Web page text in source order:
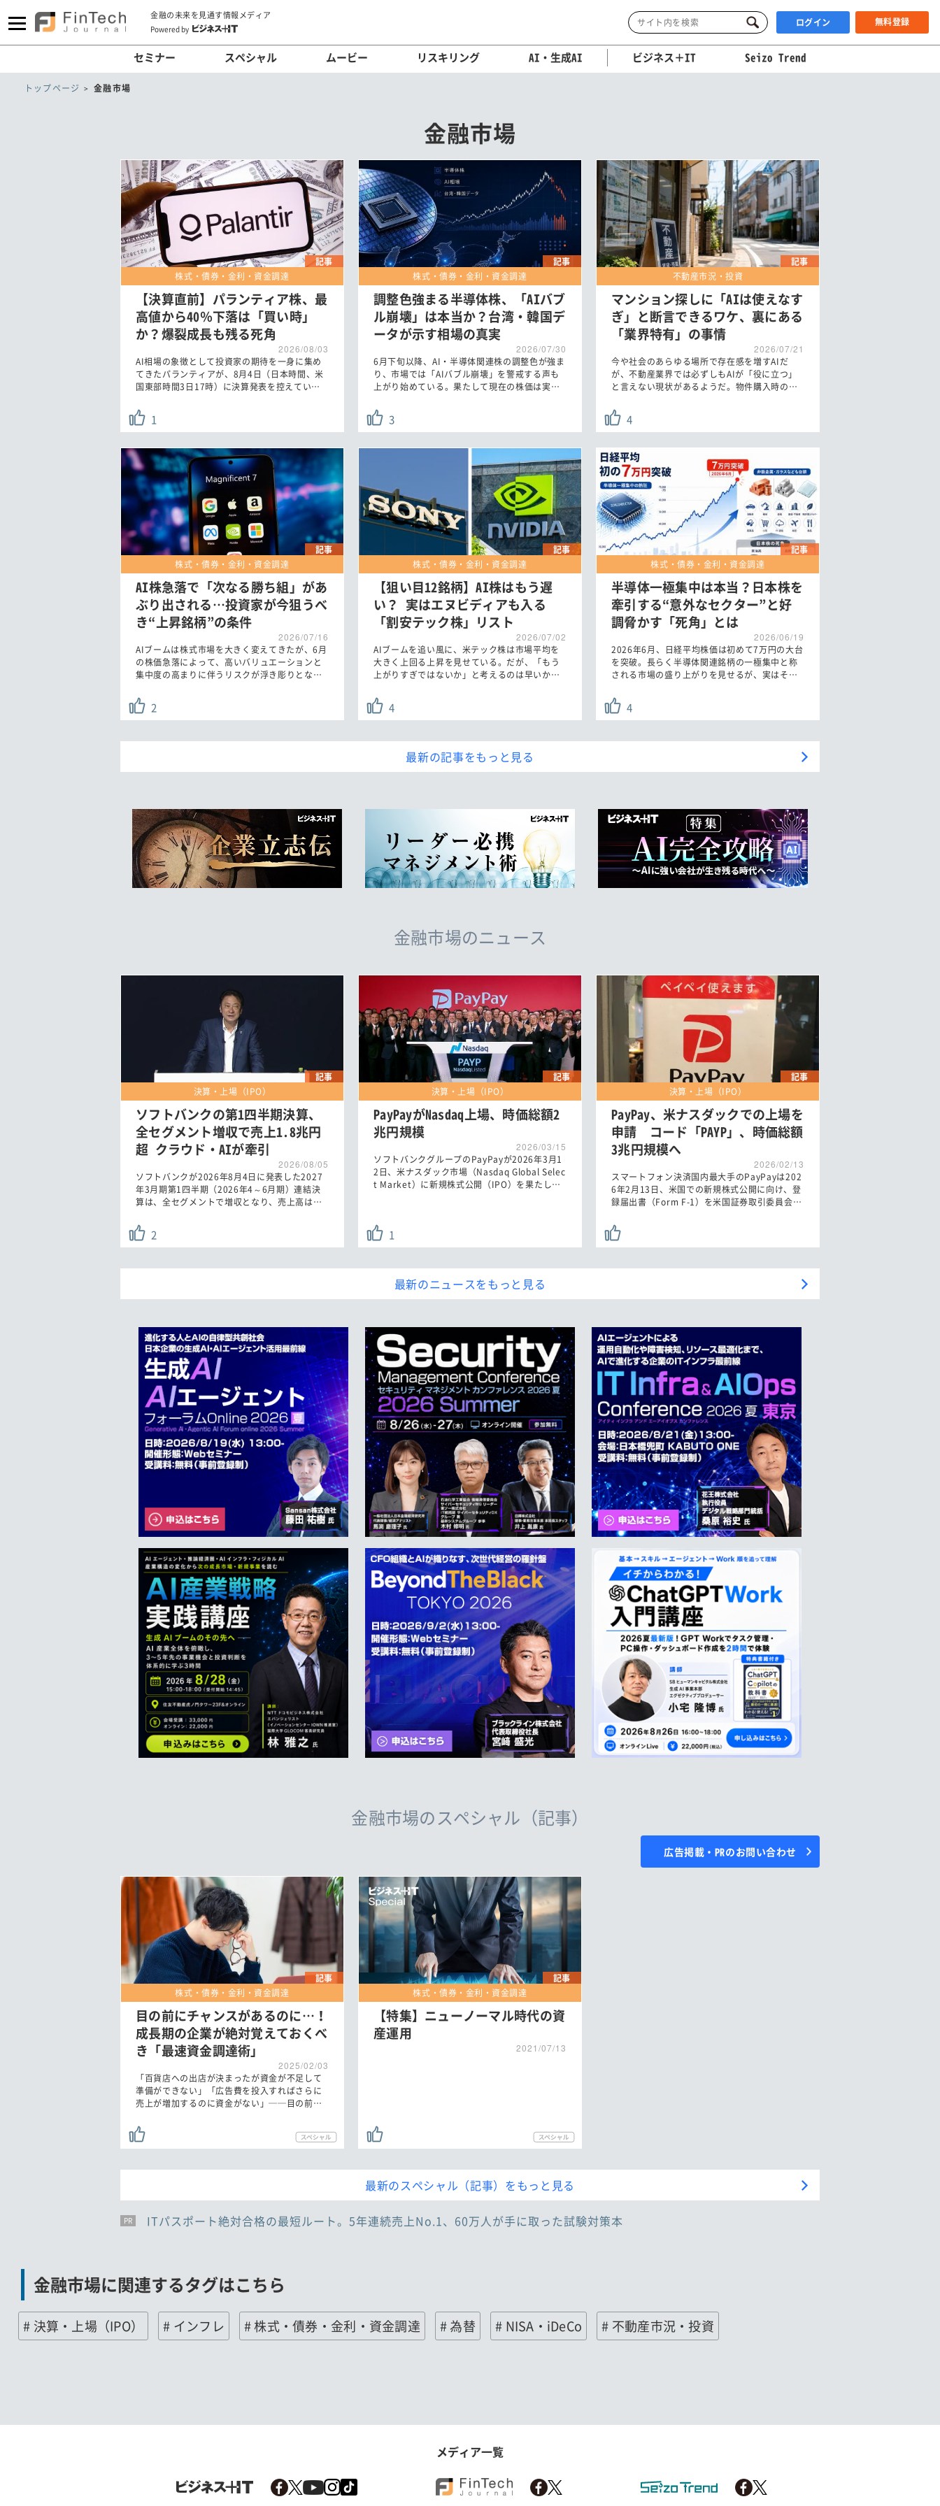
金融の未来を見通す情報メディア
Powered by ログイン 無料登録
セミナー スペシャル ムービー リスキリング AI・生成AI ビジネス＋IT Seizo Trend
トップページ 金融市場
金融市場
記事
株式・債券・金利・資金調達
【決算直前】パランティア株、最
高値から40％下落は「買い時」
か？爆裂成長も残る死角
2026/08/03
1
AI相場の象徴として投資家の期待を一身に集め
てきたパランティアが、8月4日（日本時間、米
国東部時間3日17時）に決算発表を控えてい…
記事
株式・債券・金利・資金調達
調整色強まる半導体株、「AIバブ
ル崩壊」は本当か？台湾・韓国デ
ータが示す相場の真実
2026/07/30
3
6月下旬以降、AI・半導体関連株の調整色が強ま
り、市場では「AIバブル崩壊」を警戒する声も
上がり始めている。果たして現在の株価は実…
記事
不動産市況・投資
マンション探しに「AIは使えなす
ぎ」と断言できるワケ、裏にある
「業界特有」の事情
2026/07/21
4
今や社会のあらゆる場所で存在感を増すAIだ
が、不動産業界では必ずしもAIが「役に立つ」
と言えない現状があるようだ。物件購入時の…
記事
株式・債券・金利・資金調達
AI株急落で「次なる勝ち組」があ
ぶり出される…投資家が今狙うべ
き“上昇銘柄”の条件
2026/07/16
2
AIブームは株式市場を大きく変えてきたが、6月
の株価急落によって、高いバリュエーションと
集中度の高まりに伴うリスクが浮き彫りとな…
記事
株式・債券・金利・資金調達
【狙い目12銘柄】AI株はもう遅
い？ 実はエヌビディアも入る
「割安テック株」リスト
2026/07/02
4
AIブームを追い風に、米テック株は市場平均を
大きく上回る上昇を見せている。だが、「もう
上がりすぎではないか」と考えるのは早いか…
記事
株式・債券・金利・資金調達
半導体一極集中は本当？日本株を
牽引する“意外なセクター”と好
調脅かす「死角」とは
2026/06/19
4
2026年6月、日経平均株価は初めて7万円の大台
を突破。長らく半導体関連銘柄の一極集中と称
される市場の盛り上がりを見せるが、実はそ…
最新の記事をもっと見る
金融市場のニュース
記事
決算・上場（IPO）
ソフトバンクの第1四半期決算、
全セグメント増収で売上1.8兆円
超 クラウド・AIが牽引
2026/08/05
2
ソフトバンクが2026年8月4日に発表した2027
年3月期第1四半期（2026年4～6月期）連結決
算は、全セグメントで増収となり、売上高は…
記事
決算・上場（IPO）
PayPayがNasdaq上場、時価総額2
兆円規模
2026/03/15
1
ソフトバンクグループのPayPayが2026年3月1
2日、米ナスダック市場（Nasdaq Global Selec
t Market）に新規株式公開（IPO）を果たし…
記事
決算・上場（IPO）
PayPay、米ナスダックでの上場を
申請 コード「PAYP」、時価総額
3兆円規模へ
2026/02/13
スマートフォン決済国内最大手のPayPayは202
6年2月13日、米国での新規株式公開に向け、登
録届出書（Form F-1）を米国証券取引委員会…
最新のニュースをもっと見る
金融市場のスペシャル（記事）
広告掲載・PRのお問い合わせ
記事
株式・債券・金利・資金調達
目の前にチャンスがあるのに…！
成長期の企業が絶対覚えておくべ
き「最速資金調達術」
2025/02/03
「百貨店への出店が決まったが資金が不足して
準備ができない」「広告費を投入すればさらに
売上が増加するのに資金がない」──目の前…
記事
株式・債券・金利・資金調達
【特集】ニューノーマル時代の資
産運用
2021/07/13
最新のスペシャル（記事）をもっと見る
PR
PR
PR ITパスポート絶対合格の最短ルート。5年連続売上No.1、60万人が手に取った試験対策本
金融市場に関連するタグはこちら
# 決算・上場（IPO） # インフレ # 株式・債券・金利・資金調達 # 為替 # NISA・iDeCo # 不動産市況・投資
メディア一覧